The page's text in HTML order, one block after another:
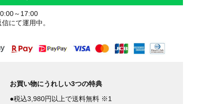
～17:00
にて運用中。
お買い物にうれしい3つの特典
●税込3,980円以上で送料無料 ※1